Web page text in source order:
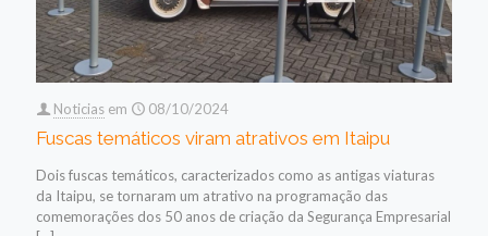
Noticias em 08/10/2024
Fuscas temáticos viram atrativos em Itaipu
Dois fuscas temáticos, caracterizados como as antigas viaturas
da Itaipu, se tornaram um atrativo na programação das
comemorações dos 50 anos de criação da Segurança Empresarial